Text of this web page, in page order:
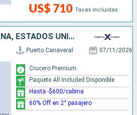
US$ 710 Tasas incluidas
REPÚBLICA DOMINICANA, ESTADOS UNIDOS
Puerto Canaveral 07/11/2026
Crucero Premium
Paquete All Included Disponible
Hasta -$600/cabina
60% Off en 2° pasajero